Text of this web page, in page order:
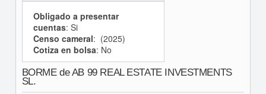
Obligado a presentar
cuentas: Si
Censo cameral: (2025)
Cotiza en bolsa: No
BORME de AB 99 REAL ESTATE INVESTMENTS
SL.